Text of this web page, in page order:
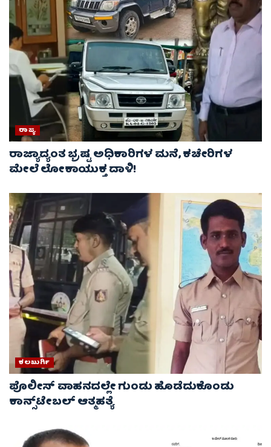
ರಾಜ್ಯ
ರಾಜ್ಯಾದ್ಯಂತ ಭ್ರಷ್ಟ ಅಧಿಕಾರಿಗಳ ಮನೆ, ಕಚೇರಿಗಳ
ಮೇಲೆ ಲೋಕಾಯುಕ್ತ ದಾಳಿ!
ಕಲಬುರ್ಗಿ
ಪೊಲೀಸ್ ವಾಹನದಲ್ಲೇ ಗುಂಡು ಹೊಡೆದುಕೊಂಡು
ಕಾನ್ಸ್‌ಟೇಬಲ್‌ ಆತ್ಮಹತ್ಯೆ